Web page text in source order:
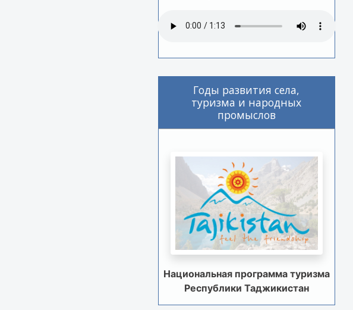
Годы развития села,
туризма и народных
промыслов
Национальная программа туризма
Республики Таджикистан